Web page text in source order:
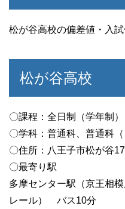
松が谷高校の偏差値・入
松が谷高校
〇課程：全日制（学年制）
〇学科：普通科、普通科（
〇住所：八王子市松が谷
〇最寄り駅
多摩センター駅（京王相
レール） バス10分